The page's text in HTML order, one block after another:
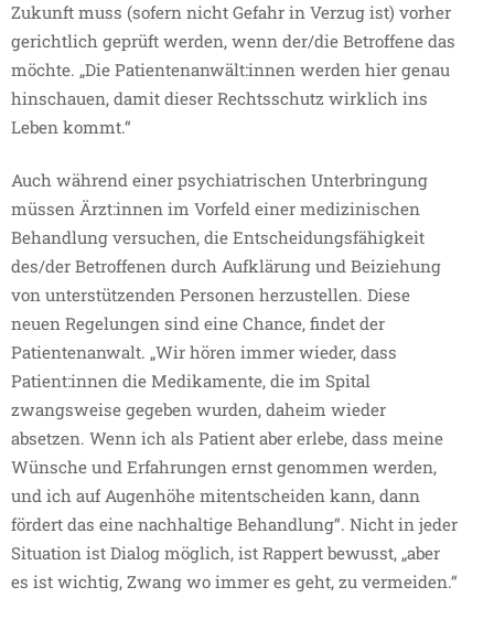
Zukunft muss (sofern nicht Gefahr in Verzug ist) vorher
gerichtlich geprüft werden, wenn der/die Betroffene das
möchte. „Die Patientenanwält:innen werden hier genau
hinschauen, damit dieser Rechtsschutz wirklich ins
Leben kommt.“
Auch während einer psychiatrischen Unterbringung
müssen Ärzt:innen im Vorfeld einer medizinischen
Behandlung versuchen, die Entscheidungsfähigkeit
des/der Betroffenen durch Aufklärung und Beiziehung
von unterstützenden Personen herzustellen. Diese
neuen Regelungen sind eine Chance, findet der
Patientenanwalt. „Wir hören immer wieder, dass
Patient:innen die Medikamente, die im Spital
zwangsweise gegeben wurden, daheim wieder
absetzen. Wenn ich als Patient aber erlebe, dass meine
Wünsche und Erfahrungen ernst genommen werden,
und ich auf Augenhöhe mitentscheiden kann, dann
fördert das eine nachhaltige Behandlung“. Nicht in jeder
Situation ist Dialog möglich, ist Rappert bewusst, „aber
es ist wichtig, Zwang wo immer es geht, zu vermeiden.“